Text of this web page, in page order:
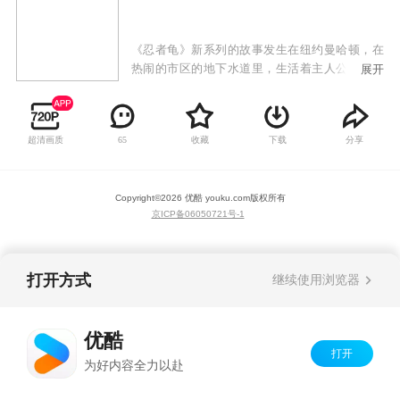
《忍者龟》新系列的故事发生在纽约曼哈顿，在
热闹的市区的地下水道里，生活着主人公：四只
师斯普林特。某一天，作为人类的斯普林特不幸
遭受了一种神奇绿色物质的辐射，变异成了一只
老鼠，而他随身携带的四只宠物龟也开始发生了
展开
超清画质 65 收藏 下载 分享
Copyright©2026 优酷 youku.com版权所有
京ICP备06050721号-1
打开方式 继续使用浏览器
优酷
为好内容全力以赴
打开